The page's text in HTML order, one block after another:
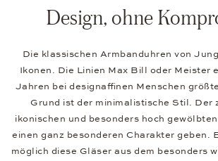
Design, ohne
Die klassischen Armbanduhren von
Ikonen. Die Linien Max Bill oder Meister
Jahren bei designaffinen Menschen
Grund ist der minimalistische Stil. Der
ikonischen und besonders hoch
einen ganz besonderen Charakter geben.
möglich diese Gläser aus dem besonders